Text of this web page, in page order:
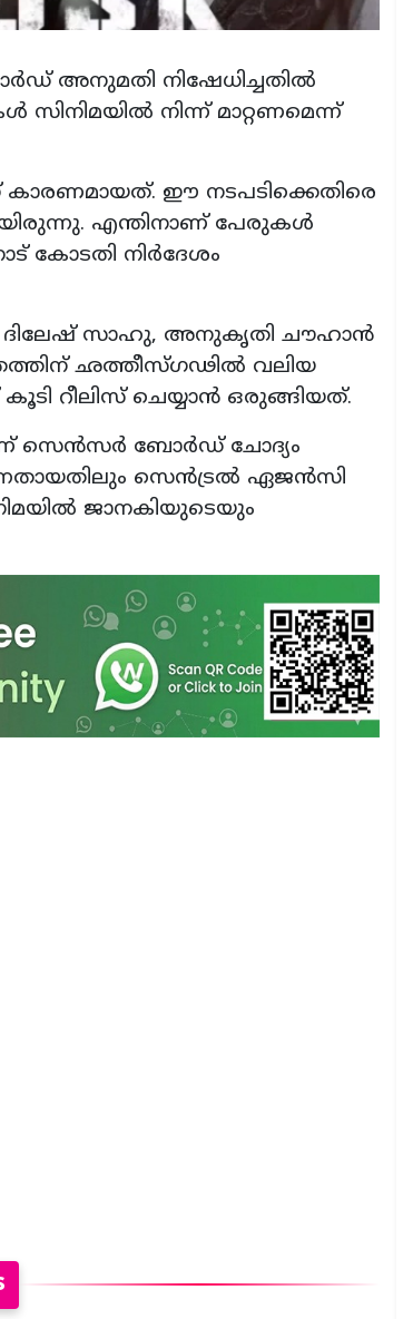
അനുമതി നിഷേധിച്ചതിൽ
നിന്ന് മാറ്റണമെന്ന്
കാരണമായത്. ഈ നടപടിക്കെതിരെ
എന്തിനാണ് പേരുകൾ
കോടതി നിർദേശം
ദിലേഷ് സാഹു, അനുകൃതി ചൗഹാൻ
ഛത്തീസ്​ഗഢിൽ വലിയ
കൂടി റീലിസ് ചെയ്യാൻ ഒരുങ്ങിയത്.
സെൻസർ ബോർഡ് ചോദ്യം
സെൻട്രൽ ഏജൻസി
ജാനകിയുടെയും